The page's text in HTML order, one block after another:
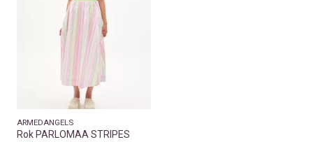
ARMEDANGELS
Rok PARLOMAA STRIPES